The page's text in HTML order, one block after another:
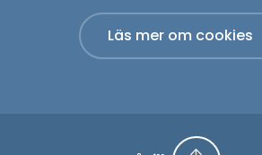
Läs mer om cookies